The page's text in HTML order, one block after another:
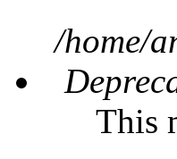
/home/
This